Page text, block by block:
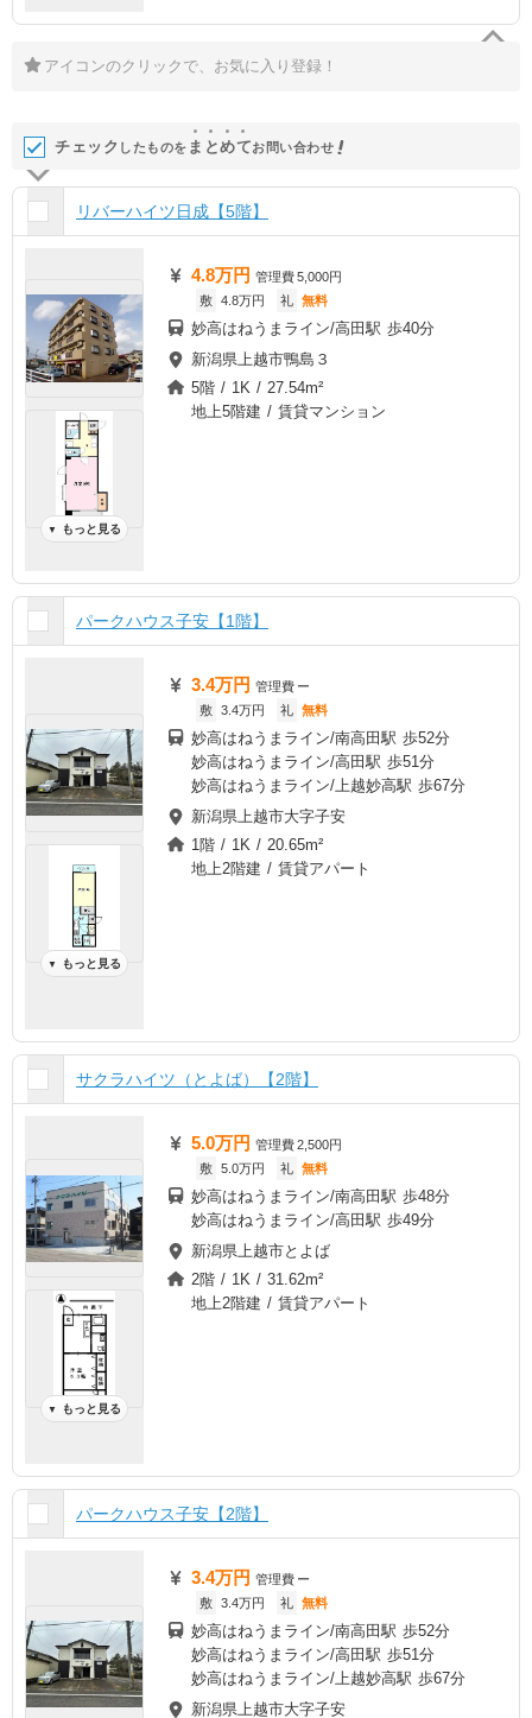
アイコンのクリックで、お気に入り登録！
チェック したものを ま とめてお問い合わせ
リバーハイツ日成【5階】
▼ もっと見る
4.8万円 管理費5,000円
敷 4.8万円 礼 無料
妙高はねうまライン/高田駅 歩40分
新潟県上越市鴨島３
5階 / 1K / 27.54m²
地上5階建 / 賃貸マンション
パークハウス子安【1階】
▼ もっと見る
3.4万円 管理費 ー
敷 3.4万円 礼 無料
妙高はねうまライン/南高田駅 歩52分
妙高はねうまライン/高田駅 歩51分
妙高はねうまライン/上越妙高駅 歩67分
新潟県上越市大字子安
1階 / 1K / 20.65m²
地上2階建 / 賃貸アパート
サクラハイツ（とよば）【2階】
▼ もっと見る
5.0万円 管理費2,500円
敷 5.0万円 礼 無料
妙高はねうまライン/南高田駅 歩48分
妙高はねうまライン/高田駅 歩49分
新潟県上越市とよば
2階 / 1K / 31.62m²
地上2階建 / 賃貸アパート
パークハウス子安【2階】
3.4万円 管理費 ー
敷 3.4万円 礼 無料
妙高はねうまライン/南高田駅 歩52分
妙高はねうまライン/高田駅 歩51分
妙高はねうまライン/上越妙高駅 歩67分
新潟県上越市大字子安